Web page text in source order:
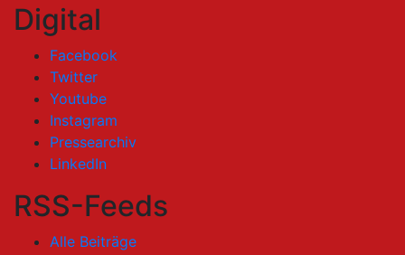
Digital
Facebook
Twitter
Youtube
Instagram
Pressearchiv
LinkedIn
RSS-Feeds
Alle Beiträge